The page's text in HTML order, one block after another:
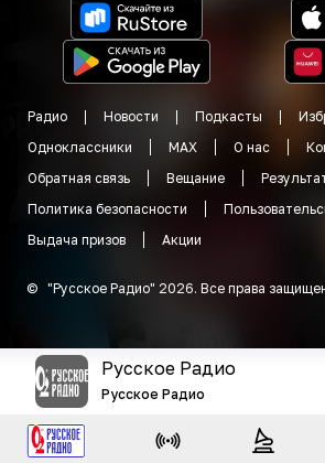
Радио Новости Подкасты
Одноклассники
MAX О нас
Обратная связь
Вещание
Политика безопасности
Выдача призов
Акции
© "Русское Радио" 2026. Все права
Русское Радио
Русское Радио